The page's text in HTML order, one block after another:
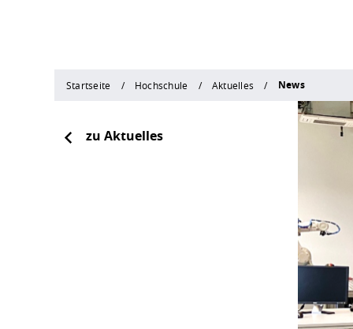
Startseite Hochschule Aktuelles News
zu Aktuelles